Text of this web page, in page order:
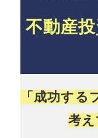
不動産
「成功する
考え